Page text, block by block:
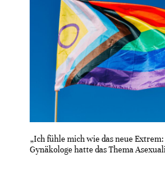
„Ich fühle mich wie das neue
Gynäkologe hatte das Thema